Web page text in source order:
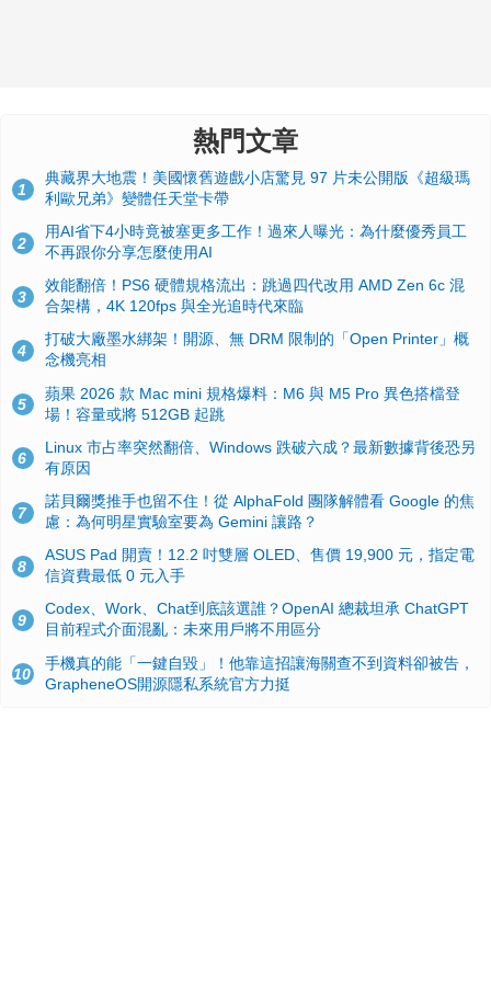
熱門文章
1
典藏界大地震！美國懷舊遊戲小店驚見 97 片未公開版《超級瑪
利歐兄弟》變體任天堂卡帶
2
用AI省下4小時竟被塞更多工作！過來人曝光：為什麼優秀員工
不再跟你分享怎麼使用AI
3
效能翻倍！PS6 硬體規格流出：跳過四代改用 AMD Zen 6c 混
合架構，4K 120fps 與全光追時代來臨
4
打破大廠墨水綁架！開源、無 DRM 限制的「Open Printer」概
念機亮相
5
蘋果 2026 款 Mac mini 規格爆料：M6 與 M5 Pro 異色搭檔登
場！容量或將 512GB 起跳
6
Linux 市占率突然翻倍、Windows 跌破六成？最新數據背後恐另
有原因
7
諾貝爾獎推手也留不住！從 AlphaFold 團隊解體看 Google 的焦
慮：為何明星實驗室要為 Gemini 讓路？
8
ASUS Pad 開賣！12.2 吋雙層 OLED、售價 19,900 元，指定電
信資費最低 0 元入手
9
Codex、Work、Chat到底該選誰？OpenAI 總裁坦承 ChatGPT
目前程式介面混亂：未來用戶將不用區分
10
手機真的能「一鍵自毀」！他靠這招讓海關查不到資料卻被告，
GrapheneOS開源隱私系統官方力挺